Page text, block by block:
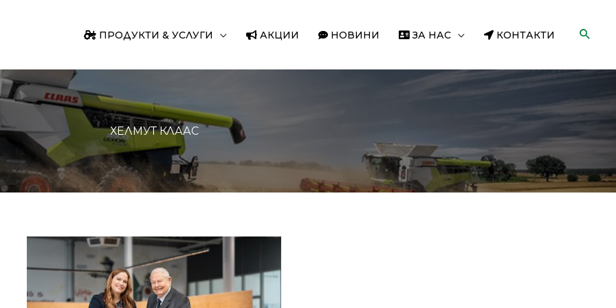
ПРОДУКТИ & УСЛУГИ АКЦИИ НОВИНИ ЗА НАС КОНТАКТИ
ХЕЛМУТ КЛААС
Хелмут
почетен